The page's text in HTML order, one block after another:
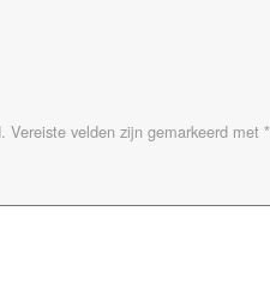
Vereiste velden zijn gemarkeerd met*